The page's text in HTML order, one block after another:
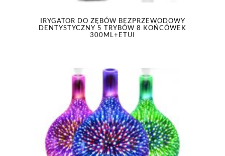
IRYGATOR DO ZĘBÓW BEZPRZEWODOWY
DENTYSTYCZNY 5 TRYBÓW 8 KOŃCÓWEK
300ML+ETUI